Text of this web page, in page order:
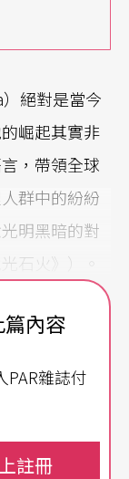
絕對是當今
崛起其實非
，帶領全球
群中的紛紛
明黑暗的對
石火》）。
舞蹈的基本元
去感受、
證了它的存
內容
PAR雜誌付
註冊